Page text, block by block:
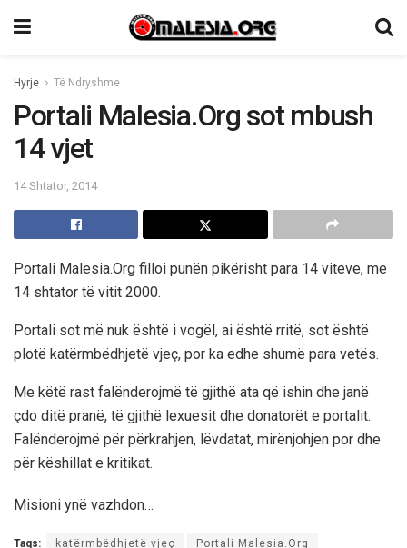
Hyrje Të Ndryshme
Portali Malesia.Org sot mbush
14 vjet
14 Shtator, 2014
Portali Malesia.Org filloi punën pikërisht para 14 viteve, me
14 shtator të vitit 2000.
Portali sot më nuk është i vogël, ai është rritë, sot është
plotë katërmbëdhjetë vjeç, por ka edhe shumë para vetës.
Me këtë rast falënderojmë të gjithë ata që ishin dhe janë
çdo ditë pranë, të gjithë lexuesit dhe donatorët e portalit.
Falënderojmë për përkrahjen, lëvdatat, mirënjohjen por dhe
për këshillat e kritikat.
Misioni ynë vazhdon…
Tags: katërmbëdhjetë vjeç Portali Malesia.Org